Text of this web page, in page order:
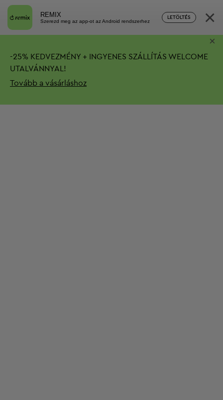
REMIX
Szerezd meg az app-ot az Android rendszerhez
LETÖLTÉS ×
-25% KEDVEZMÉNY + INGYENES SZÁLLÍTÁS WELCOME
UTALVÁNNYAL!
Tovább a vásárláshoz
×